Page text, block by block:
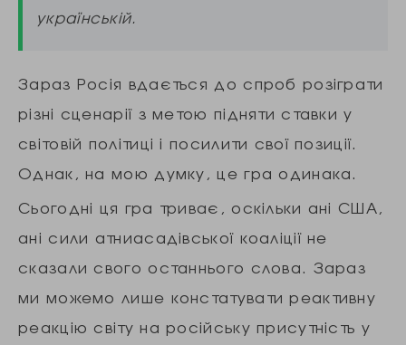
українській.
Зараз Росія вдається до спроб розіграти
різні сценарії з метою підняти ставки у
світовій політиці і посилити свої позиції.
Однак, на мою думку, це гра одинака.
Сьогодні ця гра триває, оскільки ані США,
ані сили атниасадівської коаліції не
сказали свого останнього слова. Зараз
ми можемо лише констатувати реактивну
реакцію світу на російську присутність у